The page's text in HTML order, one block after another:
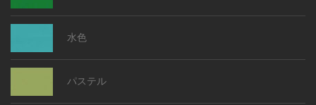
水色
パステル